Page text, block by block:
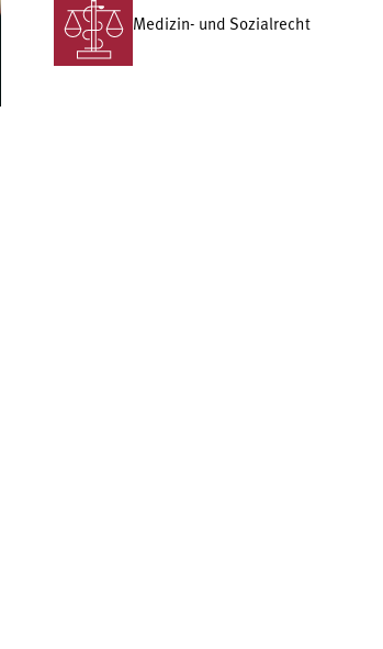
Medizin- und Sozialrecht